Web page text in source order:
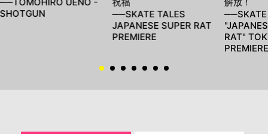
SHOTGUN
──SKATE TALES
JAPANESE SUPER RAT
PREMIERE
──SKATE
RAT"
PREMIERE